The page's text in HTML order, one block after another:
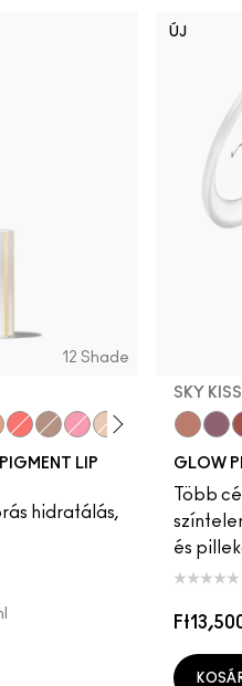
12 Shade
LIP
hidratálás,
ÚJ
SKY
GLOW
Több
és